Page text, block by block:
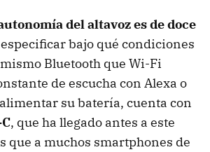
del altavoz es de doce
bajo qué condiciones
Bluetooth que Wi-Fi
de escucha con Alexa o
su batería, cuenta con
, que ha llegado antes a este
que a muchos smartphones de